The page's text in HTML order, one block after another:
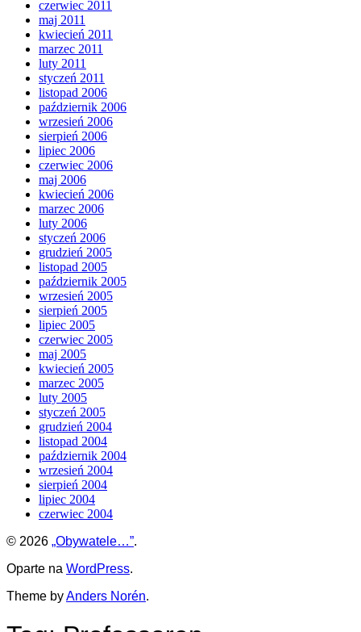
czerwiec 2011
maj 2011
kwiecień 2011
marzec 2011
luty 2011
styczeń 2011
listopad 2006
październik 2006
wrzesień 2006
sierpień 2006
lipiec 2006
czerwiec 2006
maj 2006
kwiecień 2006
marzec 2006
luty 2006
styczeń 2006
grudzień 2005
listopad 2005
październik 2005
wrzesień 2005
sierpień 2005
lipiec 2005
czerwiec 2005
maj 2005
kwiecień 2005
marzec 2005
luty 2005
styczeń 2005
grudzień 2004
listopad 2004
październik 2004
wrzesień 2004
sierpień 2004
lipiec 2004
czerwiec 2004
© 2026 „Obywatele…”.
Oparte na WordPress.
Theme byAnders Norén.